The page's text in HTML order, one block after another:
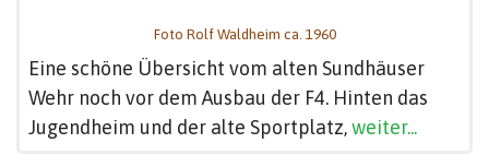
Foto Rolf Waldheim ca. 1960
Eine schöne Übersicht vom alten Sundhäuser
Wehr noch vor dem Ausbau der F4. Hinten das
Jugendheim und der alte Sportplatz,weiter...